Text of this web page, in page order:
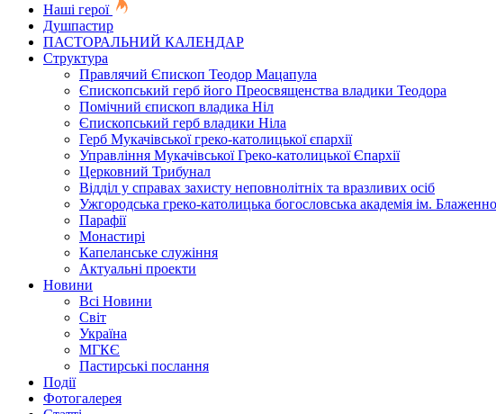
Наші герої
Душпастир
ПАСТОРАЛЬНИЙ КАЛЕНДАР
Структура
Правлячий Єпископ Теодор Мацапула
Єпископський герб його Преосвященства владики Теодора
Помічний єпископ владика Ніл
Єпископський герб владики Ніла
Герб Мукачівської греко-католицької єпархії
Управління Мукачівської Греко-католицької Єпархії
Церковний Трибунал
Відділ у справах захисту неповнолітніх та вразливих осіб
Ужгородська греко-католицька богословська академія ім.
Парафії
Монастирі
Капеланське служіння
Актуальні проекти
Новини
Всі Новини
Світ
Україна
МГКЄ
Пастирські послання
Події
Фотогалерея